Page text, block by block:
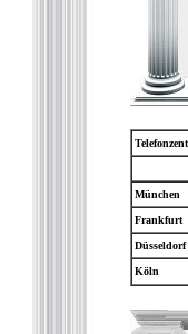
München
Frankfurt
Düsseldorf
Köln